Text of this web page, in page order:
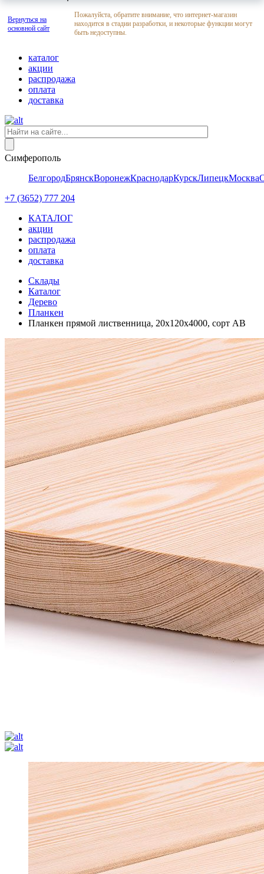
Вернуться на
основной сайт
Пожалуйста, обратите внимание, что интернет-магазин
находится в стадии разработки, и некоторые функции могут
быть недоступны.
каталог
акции
распродажа
оплата
доставка
Симферополь
БелгородБрянскВоронежКраснодарКурскЛипецкМосква
+7 (3652) 777 204
КАТАЛОГ
акции
распродажа
оплата
доставка
Склады
Каталог
Дерево
Планкен
Планкен прямой лиственница, 20х120х4000, сорт АВ